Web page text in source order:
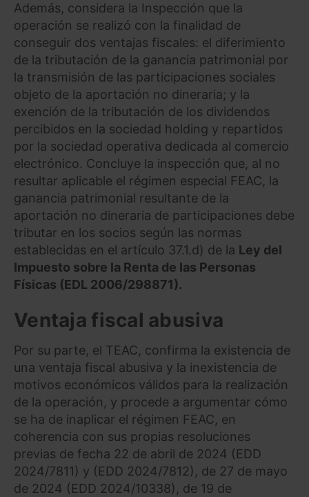
Además, considera la Inspección que la
operación se realizó con la finalidad de
conseguir dos ventajas fiscales: el diferimiento
de la tributación de la ganancia patrimonial por
la transmisión de las participaciones sociales
objeto de la aportación no dineraria; y la
exención de la tributación de los dividendos
percibidos en la sociedad holding y repartidos
por la sociedad operativa dedicada al comercio
electrónico. Concluye la inspección que, al no
resultar aplicable el régimen especial FEAC, la
ganancia patrimonial resultante de la
aportación no dineraria de participaciones debe
tributar en los socios según las normas
establecidas en el artículo 37.1.d) de la Ley del
Impuesto sobre la Renta de las Personas
Físicas (EDL 2006/298871).
Ventaja fiscal abusiva
Por su parte, el TEAC, confirma la existencia de
una ventaja fiscal abusiva y la inexistencia de
motivos económicos válidos para la realización
de la operación, y procede a argumentar cómo
se ha de inaplicar el régimen FEAC, en
coherencia con sus propias resoluciones
previas de fecha 22 de abril de 2024 (EDD
2024/7811) y (EDD 2024/7812), de 27 de mayo
de 2024 (EDD 2024/10338), de 19 de